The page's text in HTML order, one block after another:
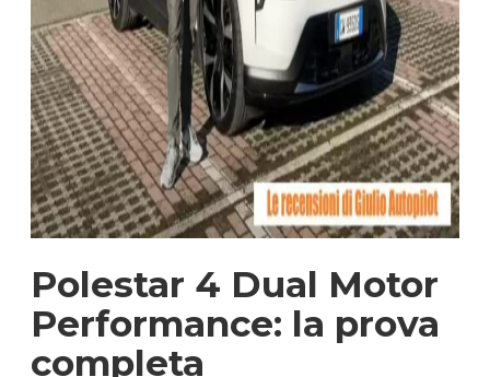
Polestar 4 Dual Motor
Performance: la prova
completa